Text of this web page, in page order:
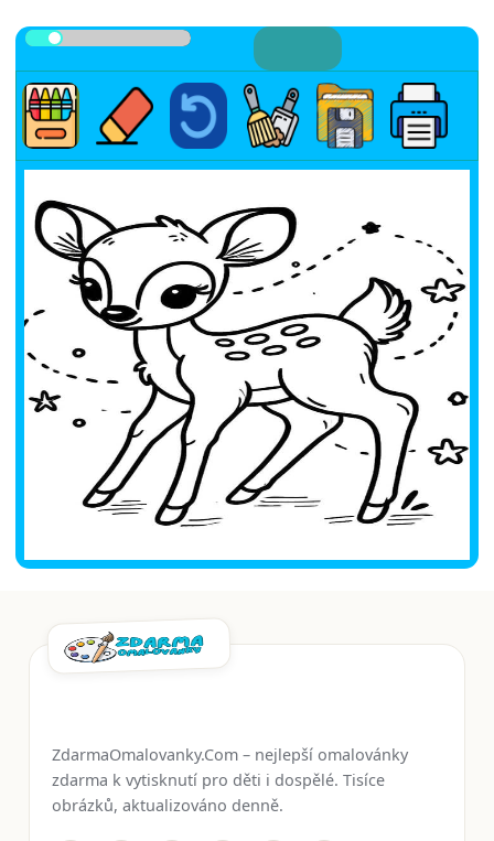
ZdarmaOmalovanky.Com – nejlepší omalovánky
zdarma k vytisknutí pro děti i dospělé. Tisíce
obrázků, aktualizováno denně.